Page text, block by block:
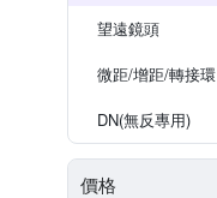
望遠鏡頭
微距/增距/轉接環
DN(無反專用)
價格